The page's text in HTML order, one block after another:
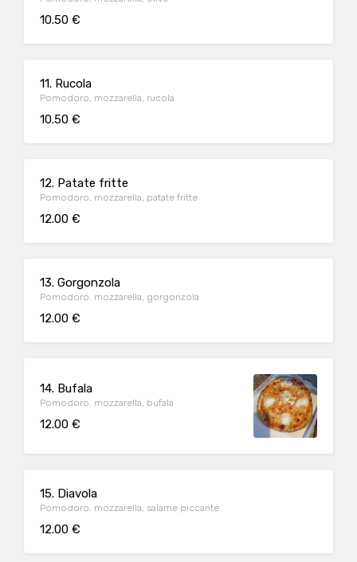
10.50 €
11. Rucola
Pomodoro, mozzarella, rucola
10.50 €
12. Patate fritte
Pomodoro, mozzarella, patate fritte
12.00 €
13. Gorgonzola
Pomodoro. mozzarella, gorgonzola
12.00 €
14. Bufala
Pomodoro. mozzarella, bufala
12.00 €
15. Diavola
Pomodoro. mozzarella, salame piccante
12.00 €